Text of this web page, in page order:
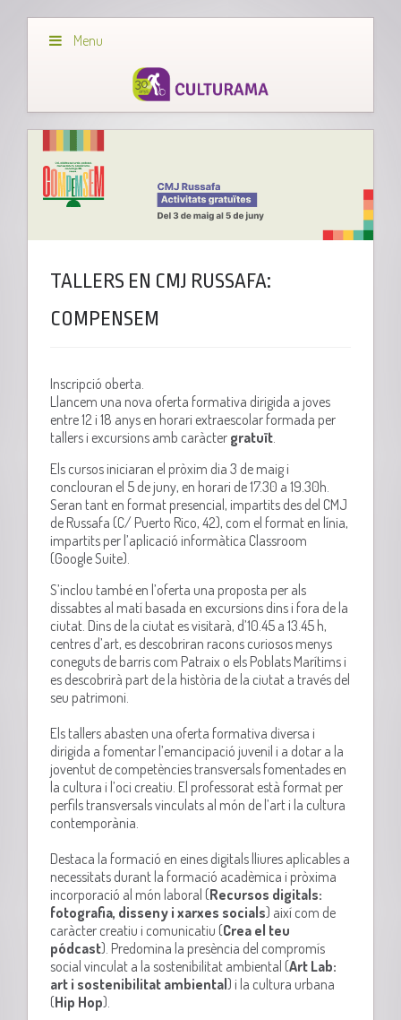
Menu
TALLERS EN CMJ RUSSAFA:
COMPENSEM
Inscripció oberta.
Llancem una nova oferta formativa dirigida a joves
entre 12 i 18 anys en horari extraescolar formada per
tallers i excursions amb caràcter gratuït
Els cursos iniciaran el pròxim dia 3 de maig i
conclouran el 5 de juny, en horari de 17.30 a 19.30h.
Seran tant en format presencial, impartits des del CMJ
de Russafa (C/ Puerto Rico, 42), com el format en línia,
impartits per l’aplicació informàtica Classroom
(Google Suite).
S’inclou també en l’oferta una proposta per als
dissabtes al matí basada en excursions dins i fora de la
ciutat. Dins de la ciutat es visitarà, d’10.45 a 13.45 h,
centres d’art, es descobriran racons curiosos menys
coneguts de barris com Patraix o els Poblats Marítims i
es descobrirà part de la història de la ciutat a través del
seu patrimoni.
Els tallers abasten una oferta formativa diversa i
dirigida a fomentar l’emancipació juvenil i a dotar a la
joventut de competències transversals fomentades en
la cultura i l’oci creatiu. El professorat està format per
perfils transversals vinculats al món de l’art i la cultura
contemporània.
Destaca la formació en eines digitals lliures aplicables a
necessitats durant la formació acadèmica i pròxima
incorporació al món laboral (Recursos digitals:
fotografia, disseny i xarxes socials) així com de
caràcter creatiu i comunicatiu (Crea el teu
pódcast). Predomina la presència del compromís
social vinculat a la sostenibilitat ambiental (Art Lab:
art i sostenibilitat ambiental) i la cultura urbana
(Hip Hop).